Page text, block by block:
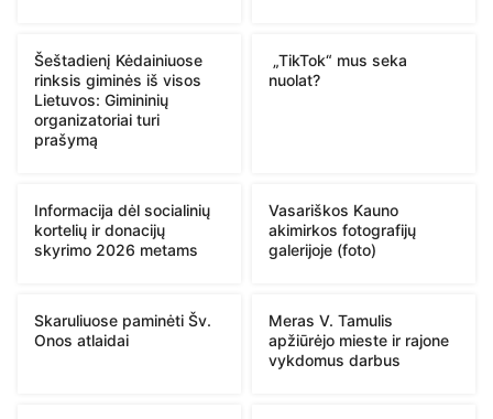
Šeštadienį Kėdainiuose
rinksis giminės iš visos
Lietuvos: Gimininių
organizatoriai turi
prašymą
„TikTok“ mus seka
nuolat?
Informacija dėl socialinių
kortelių ir donacijų
skyrimo 2026 metams
Vasariškos Kauno
akimirkos fotografijų
galerijoje (foto)
Skaruliuose paminėti Šv.
Onos atlaidai
Meras V. Tamulis
apžiūrėjo mieste ir rajone
vykdomus darbus